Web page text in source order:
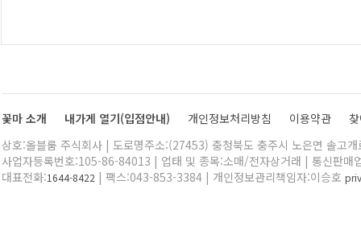
꽃마 소개 내가게 열기(입점안내) 개인정보처리방침 이용약관
상호:올블룸 주식회사 | 도로명주소:(27453) 충청북도 충주시 노은면 솔고
사업자등록번호:105-86-84013 | 업태 및 종목:소매/전자상거래 | 통신판매
대표전화:1644-8422 | 팩스:043-853-3384 | 개인정보관리책임자:이승호